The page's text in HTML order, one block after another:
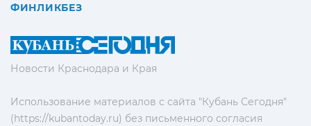
Новости Краснодара и Края
Использование материалов с сайта "Кубань Сегодня"
(https://kubantoday.ru) без письменного согласия
ФИНЛИКБЕЗ